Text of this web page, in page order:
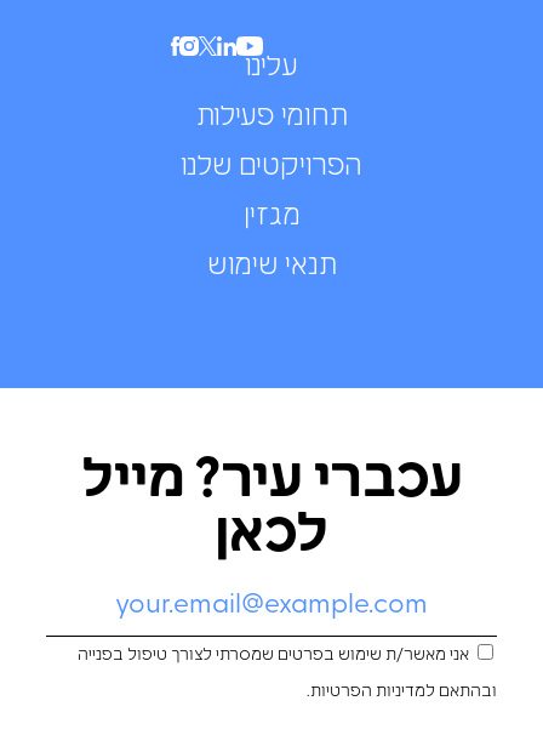
עלינו
תחומי פעילות
הפרויקטים שלנו
מגזין
תנאי שימוש
עכברי עיר? מייל
לכאן
אני מאשר/ת שימוש בפרטים שמסרתי לצורך טיפול בפנייה
ובהתאם למדיניות הפרטיות.